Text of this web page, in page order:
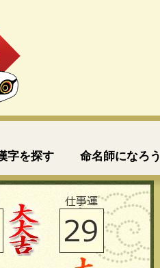
字を探す 命名師になろう